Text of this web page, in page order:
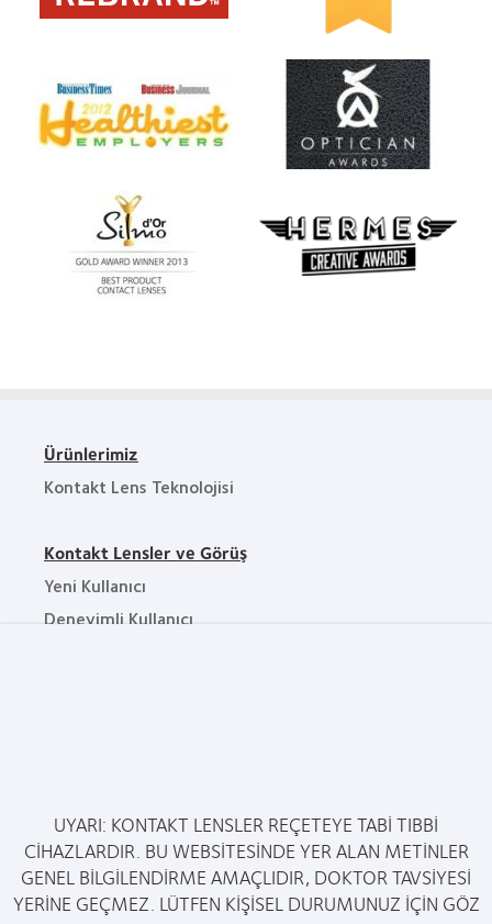
Ürünlerimiz
Kontakt Lens Teknolojisi
Kontakt Lensler ve Görüş
Yeni Kullanıcı
Deneyimli Kullanıcı
Yasal
Gizlilik Politikası
Hizmet Koşulları
UYARI: KONTAKT LENSLER REÇETEYE TABİ TIBBİ
CİHAZLARDIR. BU WEBSİTESİNDE YER ALAN METİNLER
GENEL BİLGİLENDİRME AMAÇLIDIR, DOKTOR TAVSİYESİ
YERİNE GEÇMEZ. LÜTFEN KİŞİSEL DURUMUNUZ İÇİN GÖZ